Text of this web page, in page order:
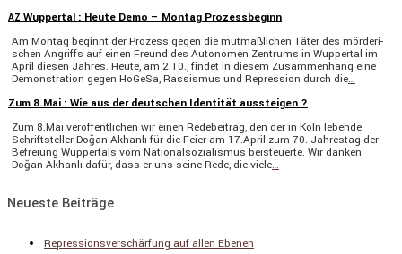
AZ Wuppertal : Heute Demo – Montag Prozessbeginn
Am Montag beginnt der Prozess gegen die mutmaß­li­chen Täter des mörde­ri­
schen Angriffs auf einen Freund des Autonomen Zentrums in Wuppertal im
April diesen Jahres. Heute, am 2.10., findet in diesem Zusam­men­hang eine
Demons­tra­tion gegen HoGeSa, Rassismus und Repres­sion durch die…
Zum 8.Mai : Wie aus der deutschen Identität aussteigen ?
Zum 8.Mai veröf­fent­li­chen wir einen Redebei­trag, den der in Köln lebende
Schrift­steller Doğan Akhanlı für die Feier am 17.April zum 70. Jahrestag der
Befreiung Wupper­tals vom Natio­nal­so­zia­lismus beisteu­erte. Wir danken
Doğan Akhanlı dafür, dass er uns seine Rede, die viele…
Neueste Beiträge
Repressionsverschärfung auf allen Ebenen